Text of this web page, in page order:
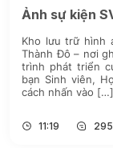
Ảnh sự kiện
Kho lưu trữ hình
Thành Đô – nơi
trình phát triển
bạn Sinh viên,
cách nhấn vào […]
11:19 295